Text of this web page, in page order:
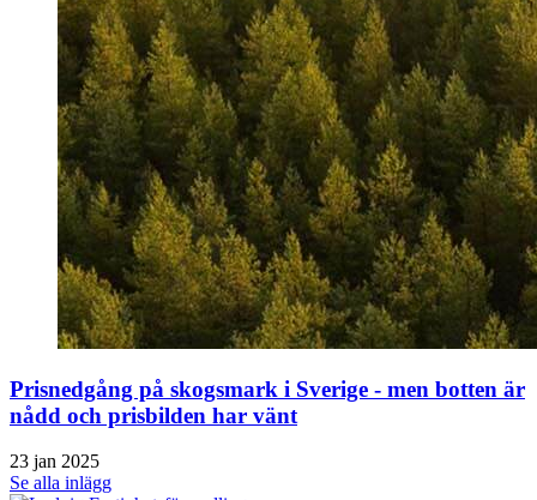
Prisnedgång på skogsmark i Sverige - men botten är
nådd och prisbilden har vänt
23 jan 2025
Se alla inlägg